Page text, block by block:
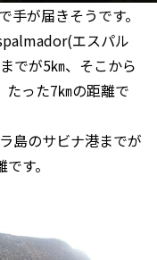
手が届きそうです。
エスパル
でが5㎞、そこから
たった7㎞の距離で
島のサビナ港までが
す。